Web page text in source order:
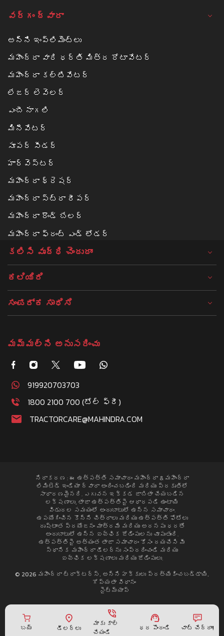
బయ్ డీలర్లు
మాకు కాల్
చేయండి
ధర పొందండి చాట్ చేద్దాం!
వర్గం ద్వారా
అన్ని ఇంప్లిమెంట్లు
మహీంద్రా వారి ధర్తి మిత్ర రోటావేటర్
మహీంద్రా కల్టివేటర్
లేజర్ లెవెలర్
ఎంబీ నాగలి
మినీవేటర్
సూపర్ సీడర్
హార్వెస్టర్
మహీంద్రా థ్రెషర్
మహీంద్రా స్ట్రా రీపర్
మహీంద్రా రౌండ్ బేలర్‌
మహీంద్రా ఫ్రంట్ ఎండ్ లోడర్
కలిసి వృద్ధి చెందుదాం
ಕಲಿಯಿರಿ
ಸಂಪರ್ಕ ಸಾಧಿಸಿ
మమ్మల్ని అనుసరించు
919920703703
1800 2100 700 (టోల్ ఫ్రీ)
TRACTORCARE@MAHINDRA.COM
నిరాకరణ : ఈ ఉత్పత్తి సమాచారం మహీంద్రా & మహీంద్రా
లిమిటెడ్ ఇండియా ద్వారా అందించబడింది మరియు ప్రకృతిలో
సాధారణమైనది. ఎగువన ఇక్కడ జాబితా చేయబడిన
లక్షణాలు, తాజా ఉత్పత్తిపై ఆధారపడి ఉంటాయి
విడుదల సమయంలో అందుబాటులో ఉన్న సమాచారం.
ఉపయోగించిన కొన్ని చిత్రాలు మరియు ఉత్పత్తి ఫోటోలు
దృష్టాంత ప్రయోజనం మాత్రమే మరియు అదనపు ధరతో
అందుబాటులో ఉన్న ఐచ్ఛిక జోడింపులను చూపుతుంది.
ఉత్పత్తిపై అత్యంత తాజా సమాచారం కోసం దయచేసి మీ
స్థానిక మహీంద్రా డీలర్ను సంప్రదించండి మరియు
ఐచ్ఛిక లక్షణాలు మరియు జోడింపులు.
© 2026 మహీంద్రా ట్రాక్టర్స్. అన్ని హక్కులు ప్రత్యేకించబడ్డాయి.
గోప్యతా విధానం
సైట్మ్యాప్